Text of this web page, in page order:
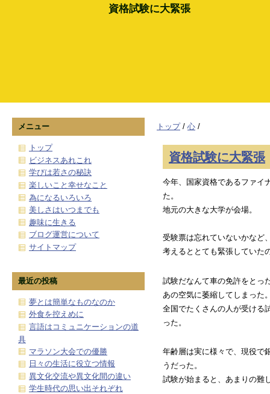
資格試験に大緊張
トップ/ 心 /
資格試験に大緊張
今年、国家資格であるファイ
た。
地元の大きな大学が会場。
受験票は忘れていないかなど
考えるととても緊張していた
試験だなんて車の免許をとっ
あの空気に萎縮してしまった
全国でたくさんの人が受ける
った。
年齢層は実に様々で、現役で
うだった。
試験が始まると、あまりの難
メニュー
トップ
ビジネスあれこれ
学びは若さの秘訣
楽しいこと幸せなこと
為になるいろいろ
美しさはいつまでも
趣味に生きる
ブログ運営について
サイトマップ
最近の投稿
夢とは簡単なものなのか
外食を控えめに
言語はコミュニケーションの道
具
マラソン大会での優勝
日々の生活に役立つ情報
異文化交流や異文化間の違い
学生時代の思い出それぞれ